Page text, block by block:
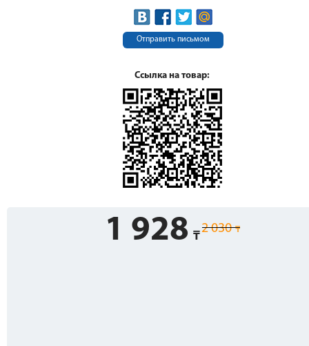
Отправить письмом
Ссылка на товар:
1 928 2 030